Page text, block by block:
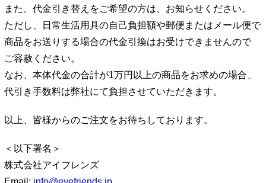
また、代金引き替えをご希望の方は、お知らせください。
ただし、日常生活用具の自己負担額や郵便またはメール便で
商品をお送りする場合の代金引換はお受けできませんので
ご容赦ください。
なお、本体代金の合計が1万円以上の商品をお求めの場合、
代引き手数料は弊社にて負担させていただきます。
以上、皆様からのご注文をお待ちしております。
＜以下署名＞
株式会社アイフレンズ